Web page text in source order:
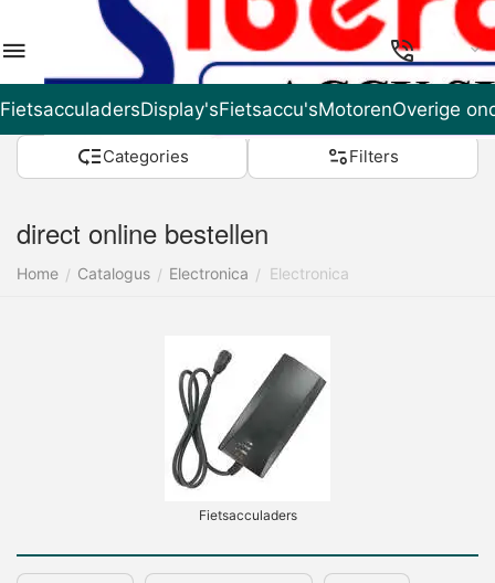
NL
FietsacculadersDisplay'sFietsaccu'sMotorenOverige
Categories Filters
direct online bestellen
Home / Catalogus / Electronica / Electronica
Fietsacculaders